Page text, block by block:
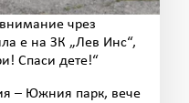
чрез
е на ЗК „Лев Инс“,
Спаси дете!“
– Южния парк, вече